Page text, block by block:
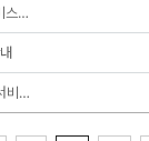
스…
비…